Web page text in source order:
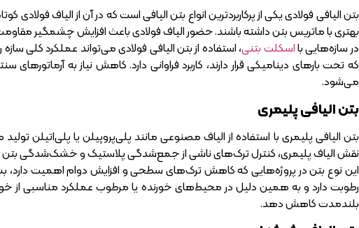
بتن الیافی فولادی یکی از پرکاربردترین انواع بتن الیافی است که در آن از الیاف
بهتری با ماتریس بتن داشته باشند. حضور الیاف فولادی باعث افزایش چشمگیر
در سازه‌هایی بااسکلت بتنی، استفاده از بتن الیافی فولادی می‌تواند عملکرد کلی
که تحت بارهای دینامیکی قرار دارند، کاربرد فراوانی دارد. کاهش نیاز به
می‌شود.
بتن الیافی پلیمری
بتن الیافی پلیمری با استفاده از الیاف مصنوعی مانند پلی‌پروپیلن یا
نقش الیاف پلیمری، کنترل ترک‌های ناشی از جمع‌شدگی پلاستیک و خشک‌شدگی
این نوع بتن در پروژه‌هایی که کاهش ترک‌های سطحی و افزایش دوام اهمیت دارد،
رطوبت دارد و به همین دلیل در محیط‌های خورنده یا مرطوب عملکرد مناسبی از
بلندمدت کاهش دهد.